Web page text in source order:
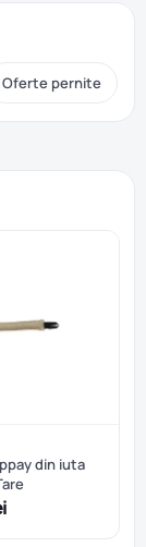
Oferte pernite
din iuta